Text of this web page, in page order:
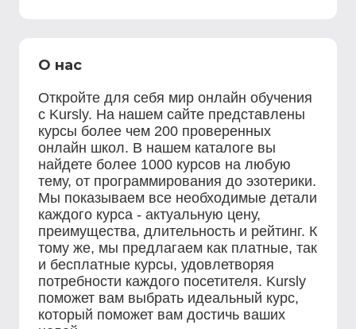
О нас
Откройте для себя мир онлайн обучения
с Kursly. На нашем сайте представлены
курсы более чем 200 проверенных
онлайн школ. В нашем каталоге вы
найдете более 1000 курсов на любую
тему, от программирования до эзотерики.
Мы показываем все необходимые детали
каждого курса - актуальную цену,
преимущества, длительность и рейтинг. К
тому же, мы предлагаем как платные, так
и бесплатные курсы, удовлетворяя
потребности каждого посетителя. Kursly
поможет вам выбрать идеальный курс,
который поможет вам достичь ваших